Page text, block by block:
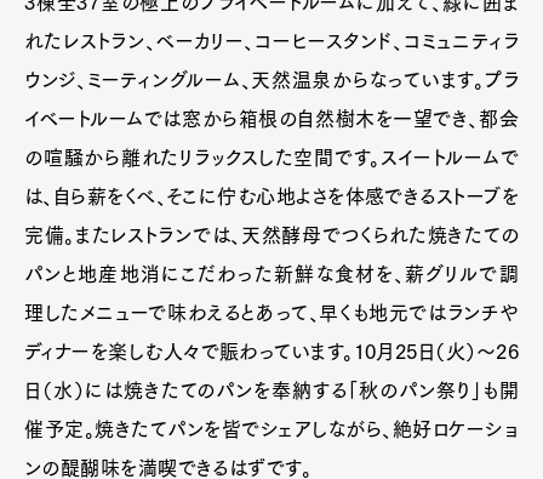
れたレストラン、ベーカリー、コーヒースタンド、コミュニティラ
ウンジ、ミーティングルーム、天然温泉からなっています。プラ
イベートルームでは窓から箱根の自然樹木を一望でき、都会
の喧騒から離れたリラックスした空間です。スイートルームで
は、自ら薪をくべ、そこに佇む心地よさを体感できるストーブを
完備。またレストランでは、天然酵母でつくられた焼きたての
パンと地産地消にこだわった新鮮な食材を、薪グリルで調
理したメニューで味わえるとあって、早くも地元ではランチや
ディナーを楽しむ人々で賑わっています。10月25日（火）～26
日（水）には焼きたてのパンを奉納する「秋のパン祭り」も開
催予定。焼きたてパンを皆でシェアしながら、絶好ロケーショ
ンの醍醐味を満喫できるはずです。